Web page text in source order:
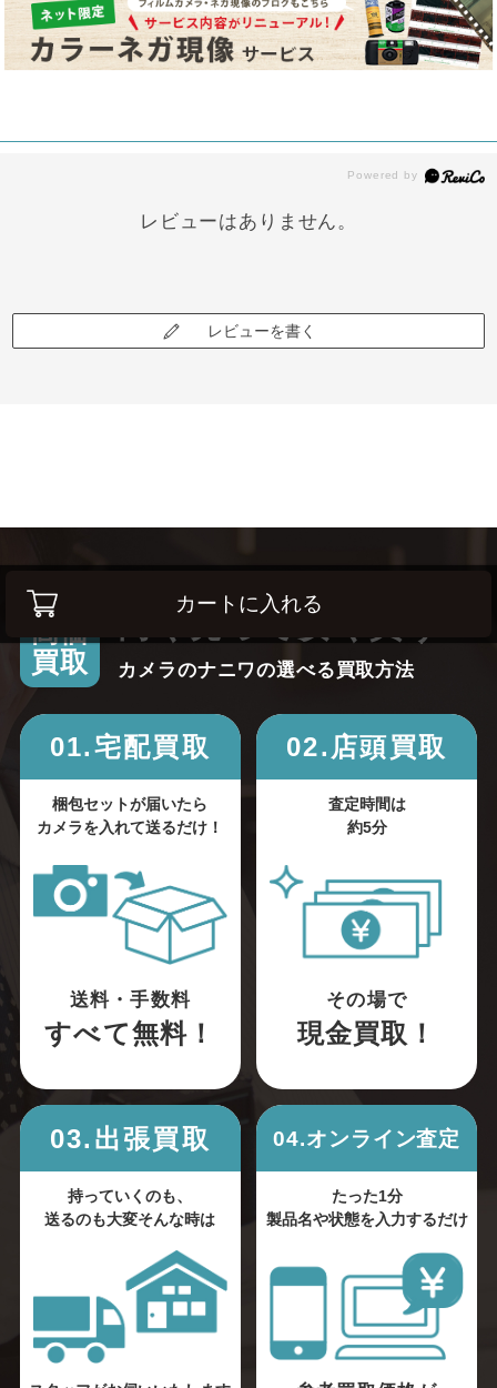
カートに入れる
レビューはありません。
レビューを書く
高価
買取
高く売って安く買う！
カメラのナニワの選べる買取方法
01.宅配買取
梱包セットが届いたら
カメラを入れて送るだけ！
送料・手数料
すべて無料！
02.店頭買取
査定時間は
約5分
その場で
現金買取！
03.出張買取
持っていくのも、
送るのも大変そんな時は
04.オンライン査定
たった1分
製品名や状態を入力するだけ